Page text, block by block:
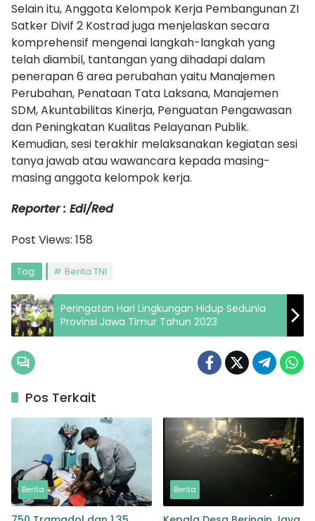
Selain itu, Anggota Kelompok Kerja Pembangunan ZI
Satker Divif 2 Kostrad juga menjelaskan secara
komprehensif mengenai langkah-langkah yang
telah diambil, tantangan yang dihadapi dalam
penerapan 6 area perubahan yaitu Manajemen
Perubahan, Penataan Tata Laksana, Manajemen
SDM, Akuntabilitas Kinerja, Penguatan Pengawasan
dan Peningkatan Kualitas Pelayanan Publik.
Kemudian, sesi terakhir melaksanakan kegiatan sesi
tanya jawab atau wawancara kepada masing-
masing anggota kelompok kerja.
Reporter : Edi/Red
Post Views: 158
Tag: Berita TNI
Peringatan Hari Lingkungan Hidup Sedunia
Provinsi Jawa Timur Tahun 2023
Pos Terkait
Berita Berita